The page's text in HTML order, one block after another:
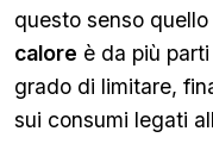
questo senso quello
calore è da più
grado di limitare,
sui consumi legati